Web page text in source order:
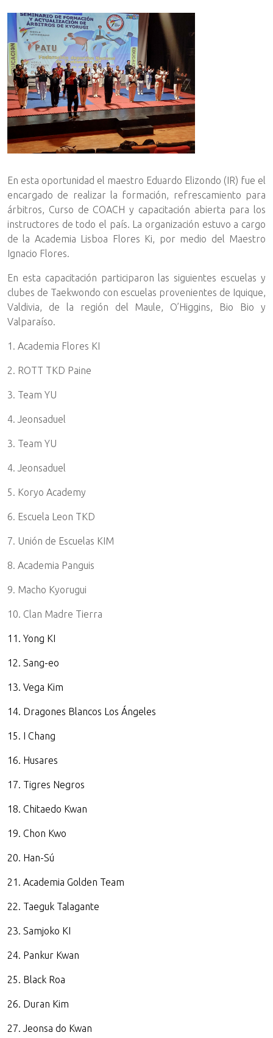
En esta oportunidad el maestro Eduardo Elizondo (IR) fue el
encargado de realizar la formación, refrescamiento para
árbitros, Curso de COACH y capacitación abierta para los
instructores de todo el país. La organización estuvo a cargo
de la Academia Lisboa Flores Ki, por medio del Maestro
Ignacio Flores.
En esta capacitación participaron las siguientes escuelas y
clubes de Taekwondo con escuelas provenientes de Iquique,
Valdivia, de la región del Maule, O’Higgins, Bio Bio y
Valparaíso.
1. Academia Flores KI
2. ROTT TKD Paine
3. Team YU
4. Jeonsaduel
3. Team YU
4. Jeonsaduel
5. Koryo Academy
6. Escuela Leon TKD
7. Unión de Escuelas KIM
8. Academia Panguis
9. Macho Kyorugui
10. Clan Madre Tierra
11. Yong KI
12. Sang-eo
13. Vega Kim
14. Dragones Blancos Los Ángeles
15. I Chang
16. Husares
17. Tigres Negros
18. Chitaedo Kwan
19. Chon Kwo
20. Han-Sú
21. Academia Golden Team
22. Taeguk Talagante
23. Samjoko KI
24. Pankur Kwan
25. Black Roa
26. Duran Kim
27. Jeonsa do Kwan